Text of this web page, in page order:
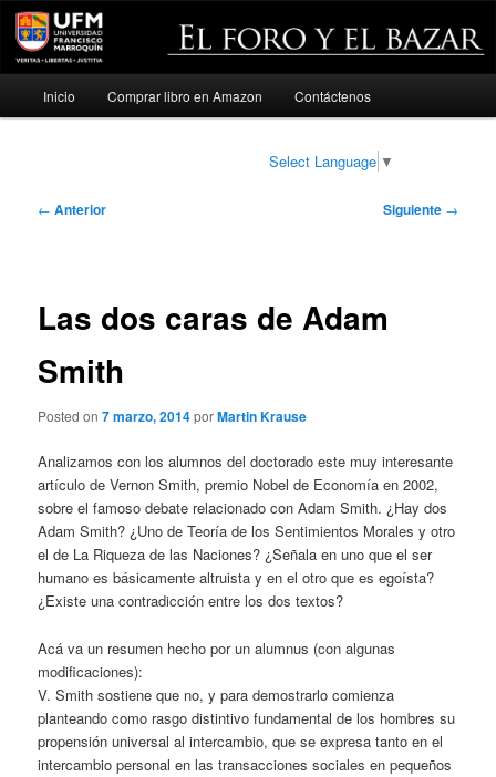
Ir
Inicio Comprar libro en Amazon Contáctenos
Select Language ▼
Navegación
← Anterior Siguiente →
Las dos caras de Adam
Smith
Posted on7 marzo, 2014porMartin Krause
Analizamos con los alumnos del doctorado este muy interesante
artículo de Vernon Smith, premio Nobel de Economía en 2002,
sobre el famoso debate relacionado con Adam Smith. ¿Hay dos
Adam Smith? ¿Uno de Teoría de los Sentimientos Morales y otro
el de La Riqueza de las Naciones? ¿Señala en uno que el ser
humano es básicamente altruista y en el otro que es egoísta?
¿Existe una contradicción entre los dos textos?
Acá va un resumen hecho por un alumnus (con algunas
modificaciones):
V. Smith sostiene que no, y para demostrarlo comienza
planteando como rasgo distintivo fundamental de los hombres su
propensión universal al intercambio, que se expresa tanto en el
intercambio personal en las transacciones sociales en pequeños